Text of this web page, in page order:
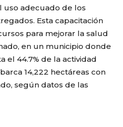
uso adecuado de los
Esta capacitación
para mejorar la salud
en un municipio donde
el 44.7% de la actividad
14,222 hectáreas con
según datos de las